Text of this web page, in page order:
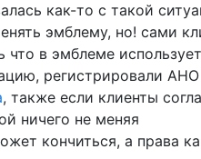
как-то с такой
эмблему, но! сами
что в эмблеме
регистрировали АНО
, также если клиенты
ничего не меняя
кончиться, а права